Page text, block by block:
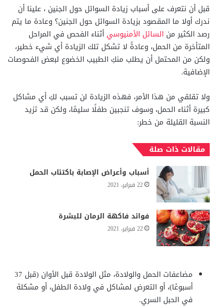
قبل أن نتعرف على أسباب زيادة السوائل حول الجنين ، علينا أن
ندرك أولا ما المقصود بزيادة السوائل حول الجنين؟ وعادة ما يتم
رصد الكثير من السائل الأمنيوسي أثناء الفحص في المراحل
المتأخرة من الحمل، وعادةً لا تشكل تلك الزيادة أي شيء خطير،
ولكن من المحتمل أن يطلب منكِ الطبيب الخضوع لبعض الفحوصات
الإضافية.
ولا تقلقي من هذا الأمر، فهذه الزيادة لن تسبب لكِ أي مشاكل
كبيرة أثناء الحمل، وسوف تنجبين طفلًا سليمًا، ولكن قد تزيد
النسبة القليلة من خطر:
مقالات ذات صلة
أسباب وأعراض الإصابة باكتئاب الحمل
22 فبراير، 2021
فوائد فاكهة الرمان للبشرة
22 فبراير، 2021
مضاعفات الحمل والولادة، مثل الولادة قبل الأوان (قبل 37
أسبوعًا)، أو التعرض لمشاكل في ولادة الطفل، أو مشكلة
في الحبل السري.